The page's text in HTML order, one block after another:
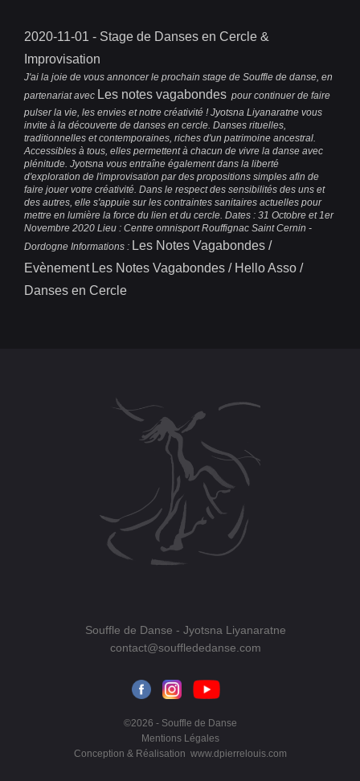
2020-11-01 - Stage de Danses en Cercle &
Improvisation
J'ai la joie de vous annoncer le prochain stage de Souffle de danse, en
partenariat avec Les notes vagabondes pour continuer de faire
pulser la vie, les envies et notre créativité ! Jyotsna Liyanaratne vous
invite à la découverte de danses en cercle. Danses rituelles,
traditionnelles et contemporaines, riches d'un patrimoine ancestral.
Accessibles à tous, elles permettent à chacun de vivre la danse avec
plénitude. Jyotsna vous entraîne également dans la liberté
d'exploration de l'improvisation par des propositions simples afin de
faire jouer votre créativité. Dans le respect des sensibilités des uns et
des autres, elle s'appuie sur les contraintes sanitaires actuelles pour
mettre en lumière la force du lien et du cercle. Dates : 31 Octobre et 1er
Novembre 2020 Lieu : Centre omnisport Rouffignac Saint Cernin -
Dordogne Informations : Les Notes Vagabondes /
Evènement Les Notes Vagabondes / Hello Asso /
Danses en Cercle
Souffle de Danse- Jyotsna Liyanaratne
contact@soufflededanse.com
©2026 - Souffle de Danse
Mentions Légales
Conception & Réalisation www.dpierrelouis.com